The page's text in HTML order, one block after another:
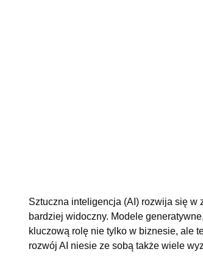
Sztuczna inteligencja (AI) rozwija się w
bardziej widoczny. Modele
kluczową rolę nie tylko w biznesie, ale
rozwój AI niesie ze sobą także wiele